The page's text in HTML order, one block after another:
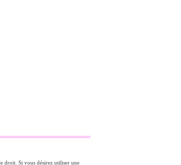
droit. Si vous désirez utiliser une